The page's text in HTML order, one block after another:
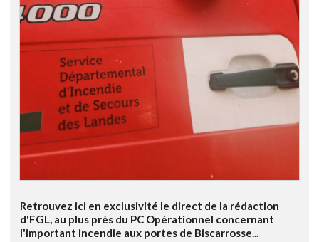
Retrouvez ici en exclusivité le direct de la rédaction
d'FGL, au plus près du PC Opérationnel concernant
l'important incendie aux portes de Biscarrosse...